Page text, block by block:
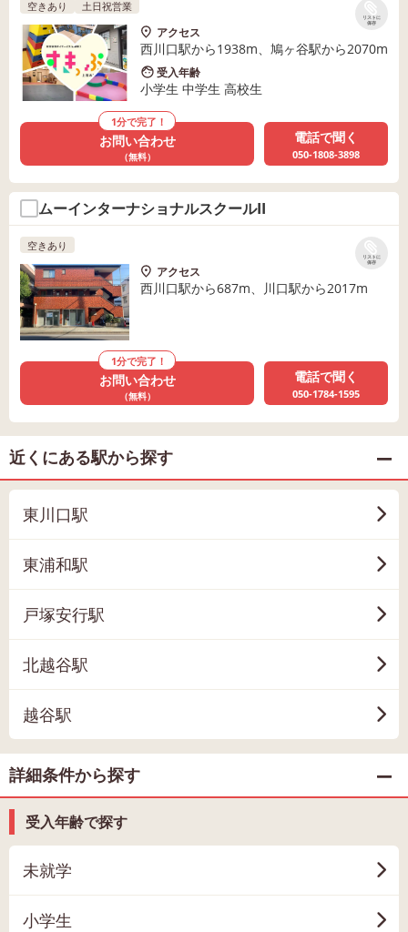
リストに
保存
空きあり 土日祝営業
アクセス
西川口駅から1938m、鳩ヶ谷駅から2070m
受入年齢
小学生 中学生 高校生
1分で完了！
お問い合わせ
（無料）
電話で聞く
050-1808-3898
ムーインターナショナルスクールII
リストに
保存
空きあり
アクセス
西川口駅から687m、川口駅から2017m
1分で完了！
お問い合わせ
（無料）
電話で聞く
050-1784-1595
近くにある駅から探す
東川口駅
東浦和駅
戸塚安行駅
北越谷駅
越谷駅
詳細条件から探す
受入年齢で探す
未就学
小学生